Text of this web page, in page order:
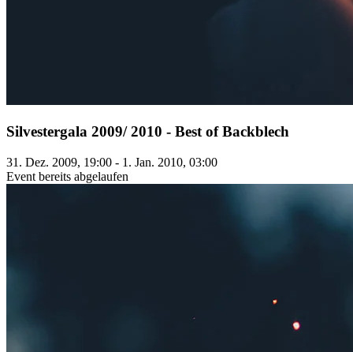
Silvestergala 2009/ 2010 - Best of Backblech
31. Dez. 2009, 19:00 - 1. Jan. 2010, 03:00
Event bereits abgelaufen